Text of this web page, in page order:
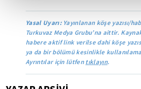
Yasal Uyarı: Yayınlanan köşe yazısı/
Turkuvaz Medya Grubu’na aittir.
habere aktif link verilse dahi köşe
ya da bir bölümü kesinlikle
Ayrıntılar için lütfentıklayın.